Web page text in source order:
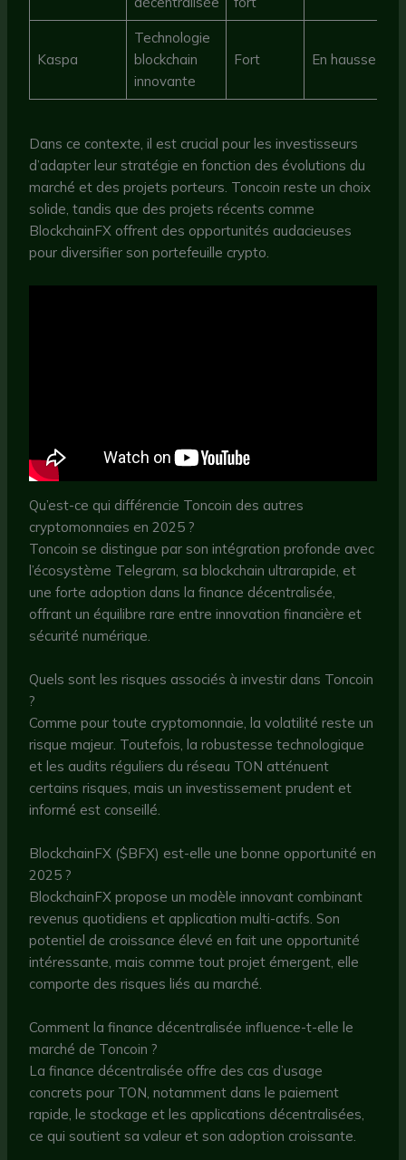
Kaspa
Technologie
blockchain
innovante
Fort En hausse
Dans ce contexte, il est crucial pour les investisseurs
d’adapter leur stratégie en fonction des évolutions du
marché et des projets porteurs. Toncoin reste un choix
solide, tandis que des projets récents comme
BlockchainFX offrent des opportunités audacieuses
pour diversifier son portefeuille crypto.
Qu’est-ce qui différencie Toncoin des autres
cryptomonnaies en 2025 ?
Toncoin se distingue par son intégration profonde avec
l’écosystème Telegram, sa blockchain ultrarapide, et
une forte adoption dans la finance décentralisée,
offrant un équilibre rare entre innovation financière et
sécurité numérique.
Quels sont les risques associés à investir dans Toncoin
?
Comme pour toute cryptomonnaie, la volatilité reste un
risque majeur. Toutefois, la robustesse technologique
et les audits réguliers du réseau TON atténuent
certains risques, mais un investissement prudent et
informé est conseillé.
BlockchainFX ($BFX) est-elle une bonne opportunité en
2025 ?
BlockchainFX propose un modèle innovant combinant
revenus quotidiens et application multi-actifs. Son
potentiel de croissance élevé en fait une opportunité
intéressante, mais comme tout projet émergent, elle
comporte des risques liés au marché.
Comment la finance décentralisée influence-t-elle le
marché de Toncoin ?
La finance décentralisée offre des cas d’usage
concrets pour TON, notamment dans le paiement
rapide, le stockage et les applications décentralisées,
ce qui soutient sa valeur et son adoption croissante.